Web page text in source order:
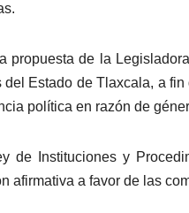
propuesta de la
Estado de Tlaxcala, a
política en razón de
de Instituciones y
afirmativa a favor de las